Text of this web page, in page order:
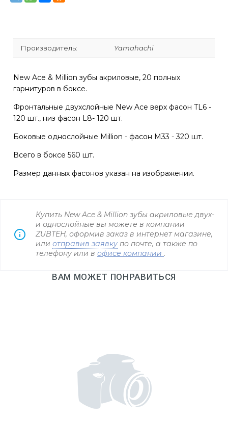
Производитель: Yamahachi
New Ace & Million зубы акриловые, 20 полных
гарнитуров в боксе.
Фронтальные двухслойные New Ace верх фасон TL6 -
120 шт., низ фасон L8- 120 шт.
Боковые однослойные Million - фасон M33 - 320 шт.
Всего в боксе 560 шт.
Размер данных фасонов указан на изображении.
Купить New Ace & Million зубы акриловые двух-
и однослойные вы можете в компании
ZUBTEH, оформив заказ в интернет магазине,
или отправив заявку по почте, а также по
телефону или в офисе компании .
ВАМ МОЖЕТ ПОНРАВИТЬСЯ